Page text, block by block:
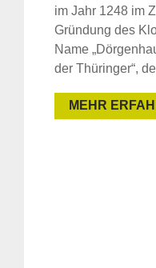
im Jahr 1248 im
Gründung des
Name
der Thüringer“,
MEHR